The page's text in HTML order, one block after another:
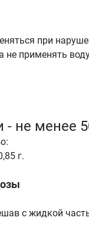
при
не применять
- не менее
г.
с жидкой